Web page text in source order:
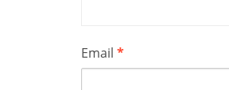
Email *